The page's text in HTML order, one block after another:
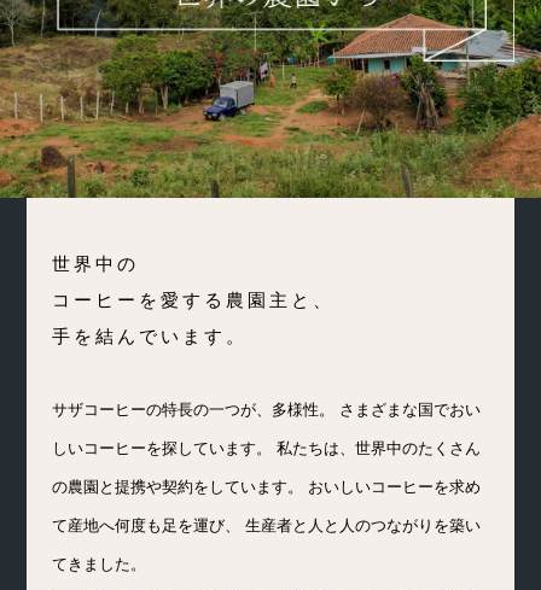
世界中の
コーヒーを愛する農園主と、
手を結んでいます。
サザコーヒーの特長の一つが、多様性。 さまざまな国でおい
しいコーヒーを探しています。 私たちは、世界中のたくさん
の農園と提携や契約をしています。 おいしいコーヒーを求め
て産地へ何度も足を運び、 生産者と人と人のつながりを築い
てきました。